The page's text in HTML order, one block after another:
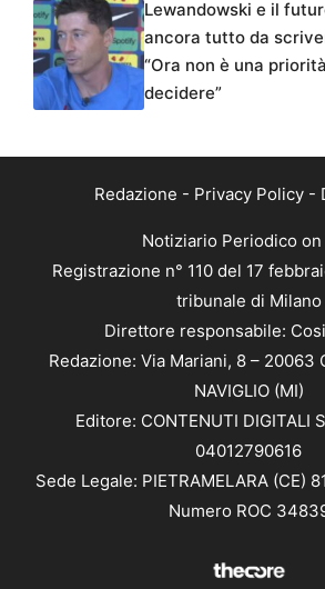
Lewandowski e il
ancora tutto da
“Ora non è una priorità
decidere”
Redazione - Privacy Policy-
Notiziario Periodico
Registrazione n° 110 del 17
tribunale di Milano
Direttore responsabile:
Redazione: Via Mariani, 8 – 20063
NAVIGLIO (MI)
Editore: CONTENUTI DIGITALI
04012790616
Sede Legale: PIETRAMELARA (CE)
Numero ROC